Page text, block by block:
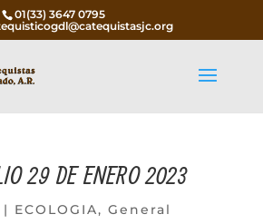
01(33) 3647 0795
29 DE ENERO 2023
| ECOLOGIA, General